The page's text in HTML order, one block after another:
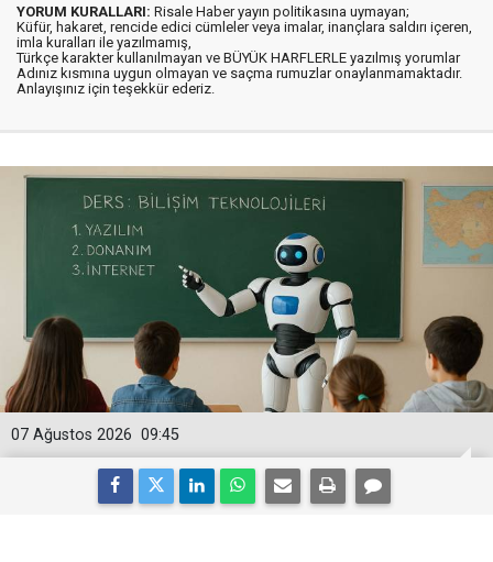
YORUM KURALLARI: Risale Haber yayın politikasına uymayan;
Küfür, hakaret, rencide edici cümleler veya imalar, inançlara saldırı içeren,
imla kuralları ile yazılmamış,
Türkçe karakter kullanılmayan ve BÜYÜK HARFLERLE yazılmış yorumlar
Adınız kısmına uygun olmayan ve saçma rumuzlar onaylanmamaktadır.
Anlayışınız için teşekkür ederiz.
09:45
07 Ağustos 2026